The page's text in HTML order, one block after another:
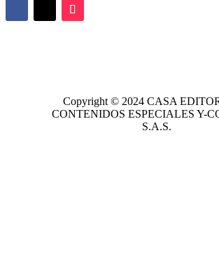
Copyright © 2024 CASA
CONTENIDOS ESPECIALES Y-
S.A.S.